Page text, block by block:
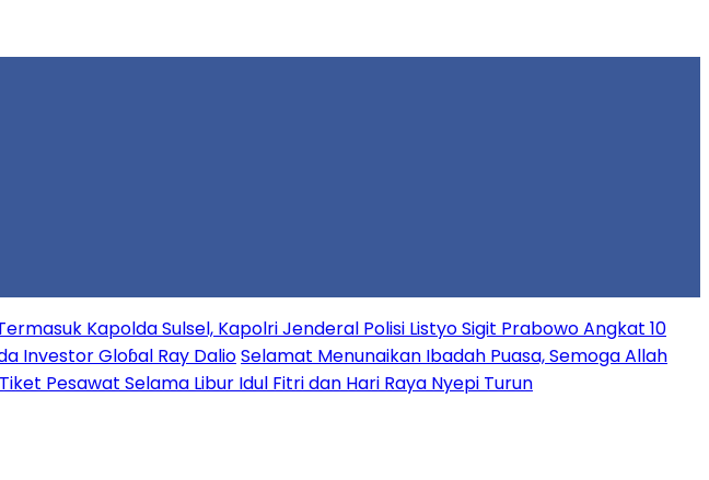
Kapolda Sulsel, Kapolri Jenderal Polisi Listyo Sigit Prabowo Angkat 10
Investor Gloɓal Ray DalioSelamat Menunaikan Ibadah Puasa, Semoga Allah
Pesawat Selama Libur Idul Fitri dan Hari Raya Nyepi Turun